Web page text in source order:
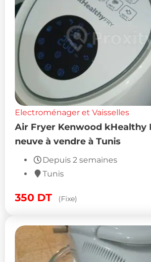
Electroménager et Vaisselles
Air Fryer Kenwood kHealthy
neuve à vendre à Tunis
Depuis 2 semaines
Tunis
350 DT (Fixe)